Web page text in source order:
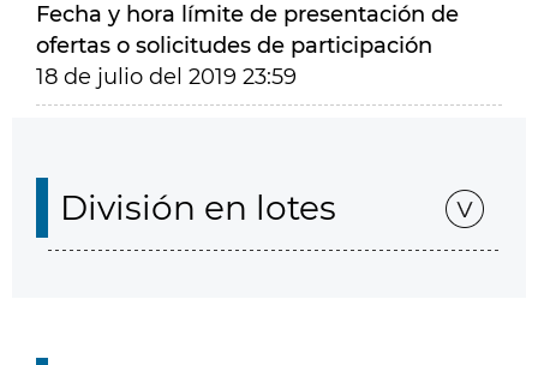
Fecha y hora límite de presentación de
ofertas o solicitudes de participación
18 de julio del 2019 23:59
División en lotes